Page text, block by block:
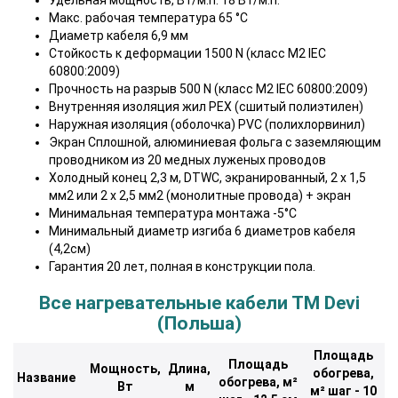
Макс. рабочая температура 65 °C
Диаметр кабеля 6,9 мм
Стойкость к деформации 1500 N (класс М2 IEC
60800:2009)
Прочность на разрыв 500 N (класс М2 IEC 60800:2009)
Внутренняя изоляция жил PEX (сшитый полиэтилен)
Наружная изоляция (оболочка) PVC (полихлорвинил)
Экран Сплошной, алюминиевая фольга с заземляющим
проводником из 20 медных луженых проводов
Холодный конец 2,3 м, DTWC, экранированный, 2 х 1,5
мм2 или 2 х 2,5 мм2 (монолитные провода) + экран
Минимальная температура монтажа -5°C
Минимальный диаметр изгиба 6 диаметров кабеля
(4,2см)
Гарантия 20 лет, полная в конструкции пола.
Все нагревательные кабели ТМ Devi
(Польша)
Название
Мощность,
Вт
Длина,
м
Площадь
обогрева, м²
Площадь
обогрева,
м² шаг - 10